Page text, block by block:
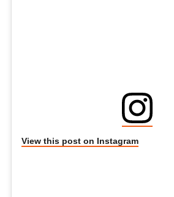
View this post on Instagram